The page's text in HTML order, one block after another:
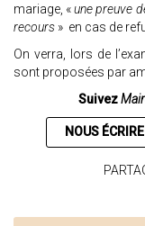
mariage, «une preuve
recours » en cas de
On verra, lors de
sont proposées par
Suivez
NOUS ÉCRIRE